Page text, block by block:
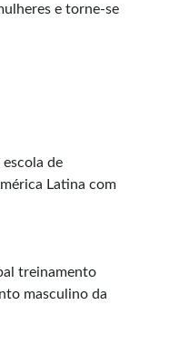
e torne-se
de
Latina com
treinamento
masculino da